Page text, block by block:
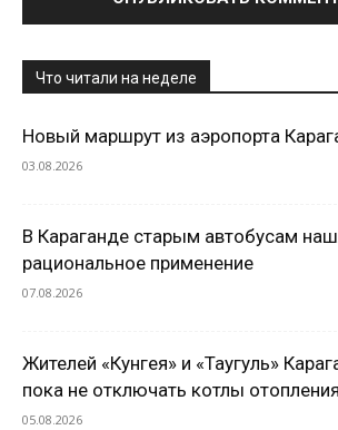
Что читали на неделе
Новый маршрут из аэропорта
03.08.2026
В Караганде старым автобусам
рациональное применение
07.08.2026
Жителей «Кунгея» и «Таугуль»
пока не отключать котлы отопления
05.08.2026